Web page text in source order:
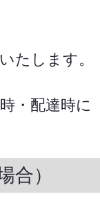
たします。
・配達時に
合）